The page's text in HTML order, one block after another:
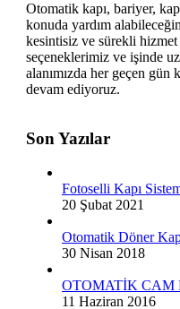
Otomatik kapı, bariyer,
konuda yardım
kesintisiz ve sürekli
seçeneklerimiz ve işinde
alanımızda her geçen
devam ediyoruz.
Son Yazılar
Fotoselli Kapı
20 Şubat 2021
Otomatik Döner
30 Nisan 2018
OTOMATİK CAM
11 Haziran 2016